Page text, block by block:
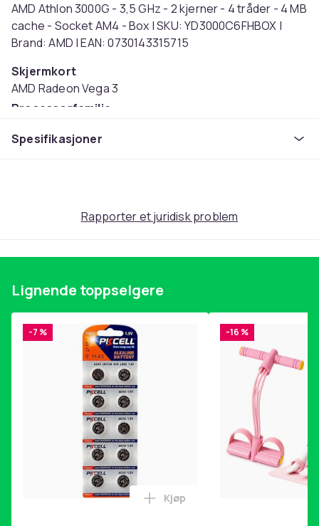
AMD Athlon 3000G - 3,5 GHz - 2 kjerner - 4 tråder - 4 MB
cache - Socket AM4 - Box | SKU: YD3000C6FHBOX |
Brand: AMD | EAN: 0730143315715
Skjermkort
AMD Radeon Vega 3
Prosessorfamilie
Artikkel nr.
Spesifikasjoner
Rapporter et juridisk problem
Lignende toppselgere
-7 %
Legg Batteri AG10 / LR1130 /
Kjøp
-16 %